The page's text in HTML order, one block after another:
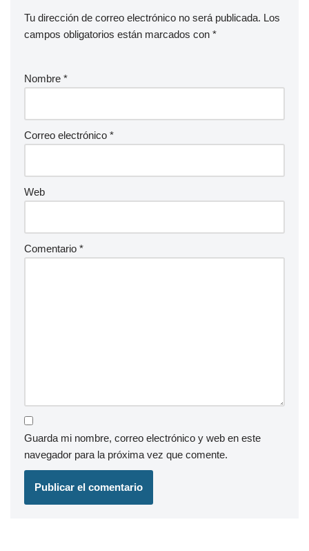
Tu dirección de correo electrónico no será publicada. Los
campos obligatorios están marcados con *
Nombre *
Correo electrónico *
Web
Comentario *
Guarda mi nombre, correo electrónico y web en este
navegador para la próxima vez que comente.